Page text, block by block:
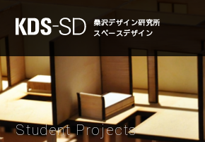
KDS-SD
桑沢デザイン研究所
スペースデザイン
Student Projects